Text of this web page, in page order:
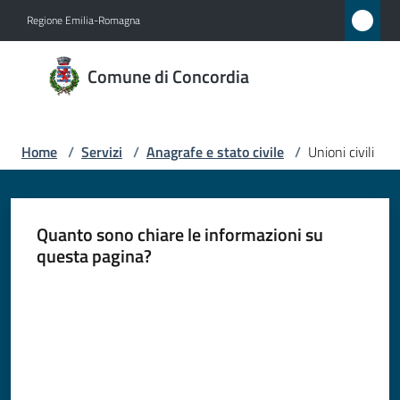
Regione Emilia-Romagna
Comune di Concordia
Comune
di
Amministrazione
Novità
Home / Servizi / Anagrafe e stato civile / Unioni civili
Quanto sono chiare le informazioni su
questa pagina?